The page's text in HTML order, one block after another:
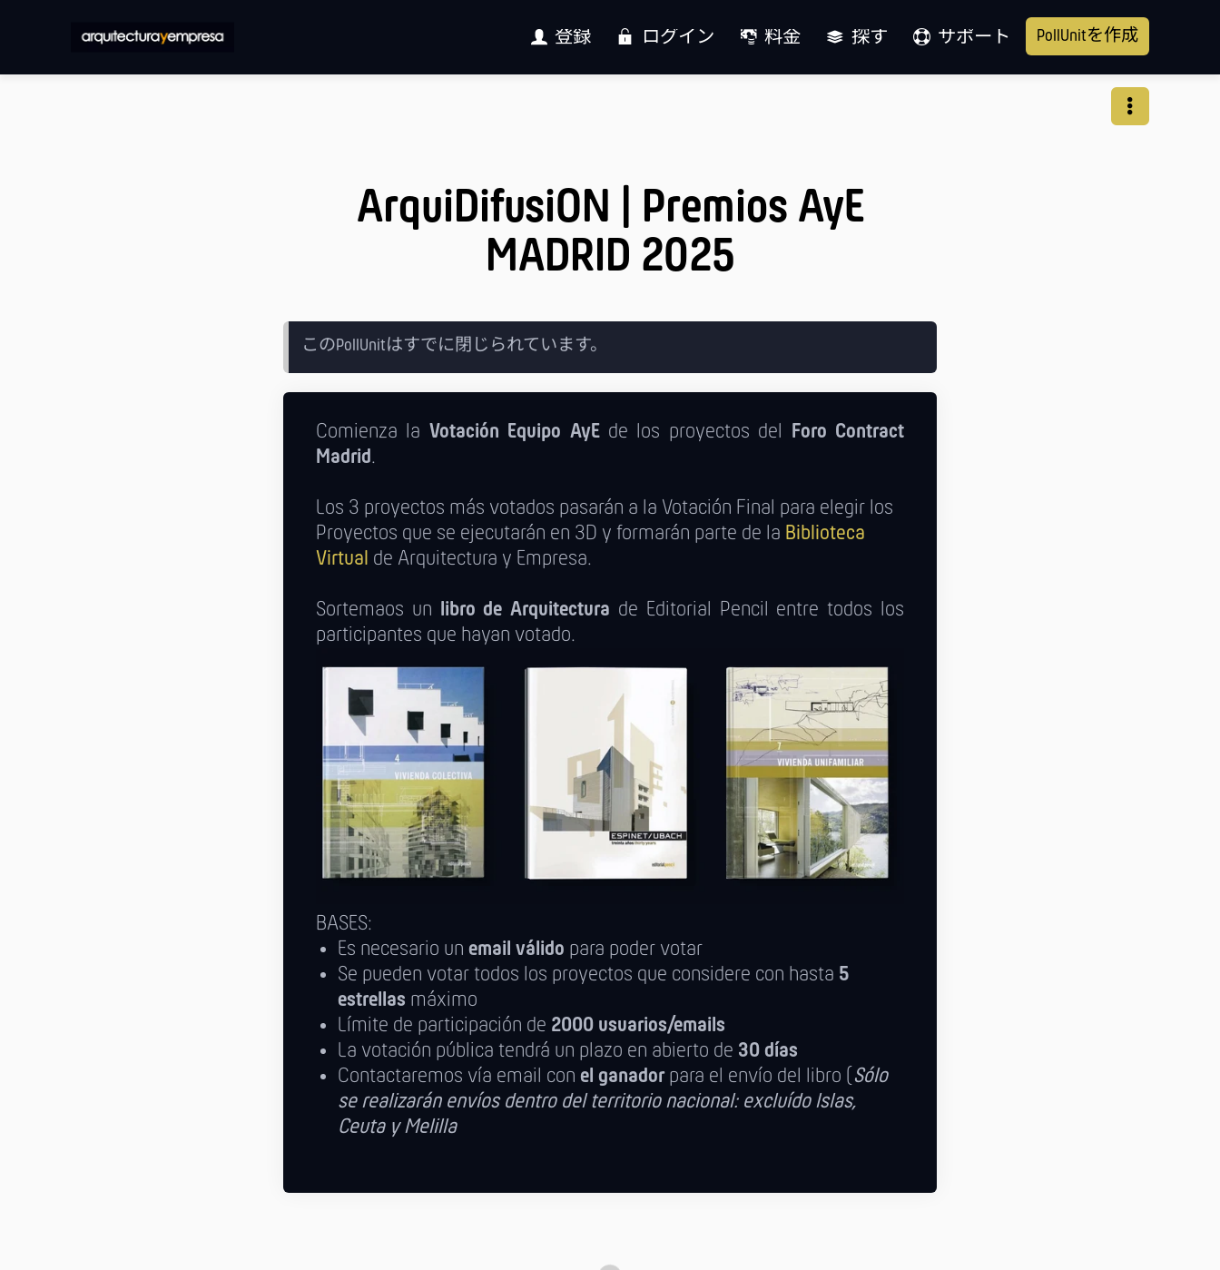
登録 ログイン 料金 探す サポート PollUnitを作成
ArquiDifusiON | Premios AyE
MADRID 2025
このPollUnitはすでに閉じられています。
Comienza la Votación Equipo AyEde los proyectos del
Foro Contract
Madrid.
Los 3 proyectos más votados pasarán a la Votación Final para elegir los
Proyectos que se ejecutarán en 3D y formarán parte de la Biblioteca
Virtual de Arquitectura y Empresa.
Sortemaos un libro de Arquitectura de Editorial Pencil entre todos los
participantes que hayan votado.
BASES:
Es necesario un email válido para poder votar
Se pueden votar todos los proyectos que considere con hasta 5
estrellas máximo
Límite de participación de 2000 usuarios/emails
La votación pública tendrá un plazo en abierto de 30 días
Contactaremos vía email con el ganadorpara el envío del libro ( Sólo
se realizarán envíos dentro del territorio nacional: excluído Islas,
Ceuta y Melilla